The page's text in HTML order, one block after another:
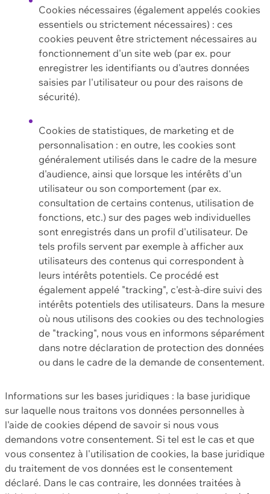
Cookies nécessaires (également appelés cookies
essentiels ou strictement nécessaires) : ces
cookies peuvent être strictement nécessaires au
fonctionnement d'un site web (par ex. pour
enregistrer les identifiants ou d'autres données
saisies par l'utilisateur ou pour des raisons de
sécurité).
Cookies de statistiques, de marketing et de
personnalisation : en outre, les cookies sont
généralement utilisés dans le cadre de la mesure
d'audience, ainsi que lorsque les intérêts d'un
utilisateur ou son comportement (par ex.
consultation de certains contenus, utilisation de
fonctions, etc.) sur des pages web individuelles
sont enregistrés dans un profil d'utilisateur. De
tels profils servent par exemple à afficher aux
utilisateurs des contenus qui correspondent à
leurs intérêts potentiels. Ce procédé est
également appelé "tracking", c'est-à-dire suivi des
intérêts potentiels des utilisateurs. Dans la mesure
où nous utilisons des cookies ou des technologies
de "tracking", nous vous en informons séparément
dans notre déclaration de protection des données
ou dans le cadre de la demande de consentement.
Informations sur les bases juridiques : la base juridique
sur laquelle nous traitons vos données personnelles à
l'aide de cookies dépend de savoir si nous vous
demandons votre consentement. Si tel est le cas et que
vous consentez à l'utilisation de cookies, la base juridique
du traitement de vos données est le consentement
déclaré. Dans le cas contraire, les données traitées à